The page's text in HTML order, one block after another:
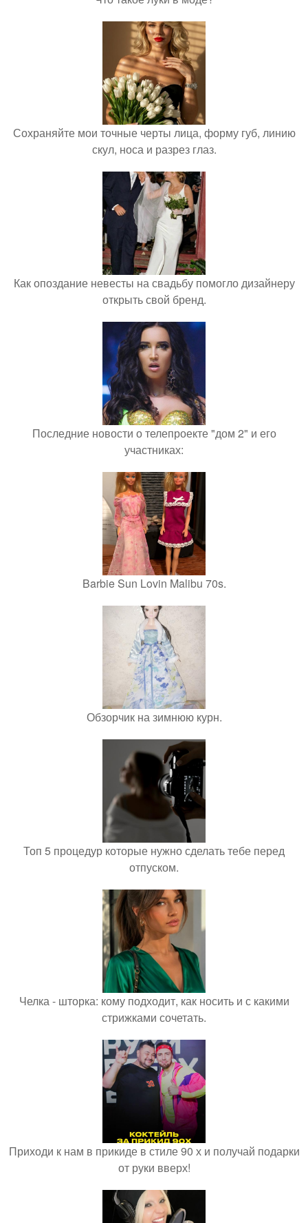
Сохраняйте мои точные черты лица, форму губ, линию
скул, носа и разрез глаз.
Как опоздание невесты на свадьбу помогло дизайнеру
открыть свой бренд.
Последние новости о телепроекте "дом 2" и его
участниках:
Barbie Sun Lovin Malibu 70s.
Обзорчик на зимнюю курн.
Топ 5 процедур которые нужно сделать тебе перед
отпуском.
Челка - шторка: кому подходит, как носить и с какими
стрижками сочетать.
Приходи к нам в прикиде в стиле 90 х и получай подарки
от руки вверх!